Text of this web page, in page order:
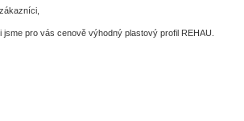
jsme pro vás cenově výhodný plastový profil REHAU.